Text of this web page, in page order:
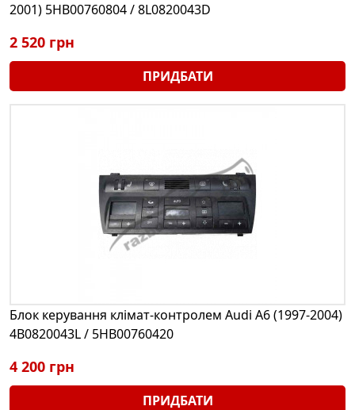
2001) 5HB00760804 / 8L0820043D
2 520 грн
ПРИДБАТИ
Блок керування клімат-контролем Audi A6 (1997-2004)
4B0820043L / 5HB00760420
4 200 грн
ПРИДБАТИ